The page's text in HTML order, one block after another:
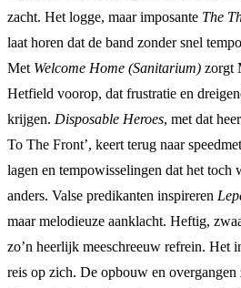
zacht. Het logge, maar imposante The
laat horen dat de band zonder snel
Met Welcome Home (Sanitarium) zorgt
Hetfield voorop, dat frustratie en
krijgen. Disposable Heroes, met dat
To The Front’, keert terug naar
lagen en tempowisselingen dat het toch
anders. Valse predikanten inspireren
maar melodieuze aanklacht. Heftig,
zo’n heerlijk meeschreeuw refrein. Het
reis op zich. De opbouw en